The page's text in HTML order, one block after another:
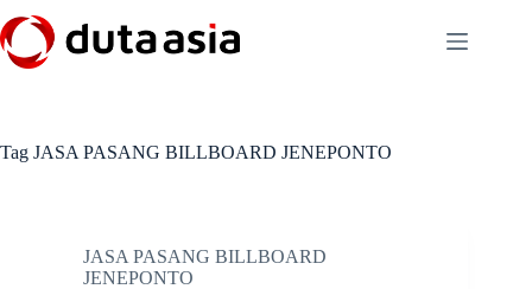
to
content
Tag JASA PASANG BILLBOARD JENEPONTO
JASA PASANG BILLBOARD
JENEPONTO